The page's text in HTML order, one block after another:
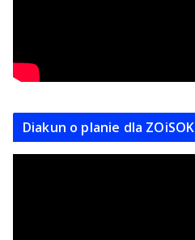
Diakun o planie dla ZOiSOK